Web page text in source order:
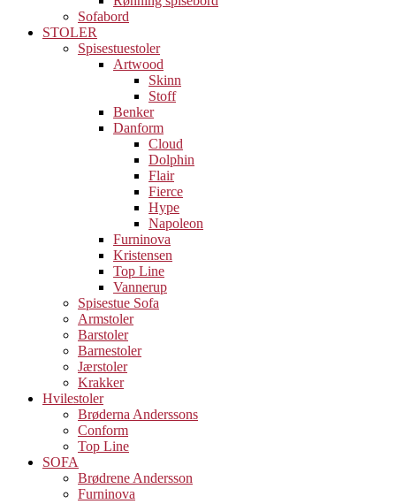
Sofabord
STOLER
Spisestuestoler
Artwood
Skinn
Stoff
Benker
Danform
Cloud
Dolphin
Flair
Fierce
Hype
Napoleon
Furninova
Kristensen
Top Line
Vannerup
Spisestue Sofa
Armstoler
Barstoler
Barnestoler
Jærstoler
Krakker
Hvilestoler
Brøderna Anderssons
Conform
Top Line
SOFA
Brødrene Andersson
Furninova